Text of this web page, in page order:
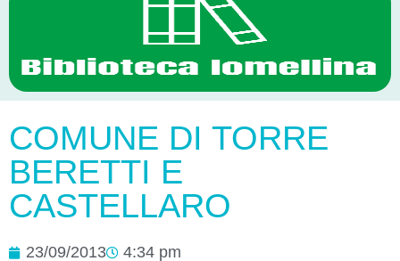
COMUNE DI TORRE
BERETTI E
CASTELLARO
23/09/2013 4:34 pm